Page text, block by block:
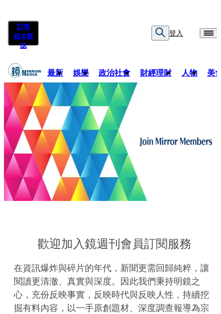
訂閱
紙本雜
誌
登入
最新 娛樂 政治社會 財經理財 人物 美
歡迎加入鏡週刊會員訂閱服務
在資訊爆炸與碎片的年代，新聞更需回歸純粹，讓
閱讀更清澈、真實與深度。因此我們秉持明鏡之
心，充份反映事實，反映時代與反映人性，持續挖
掘有料內容，以一手原創題材、深度調查報導為宗